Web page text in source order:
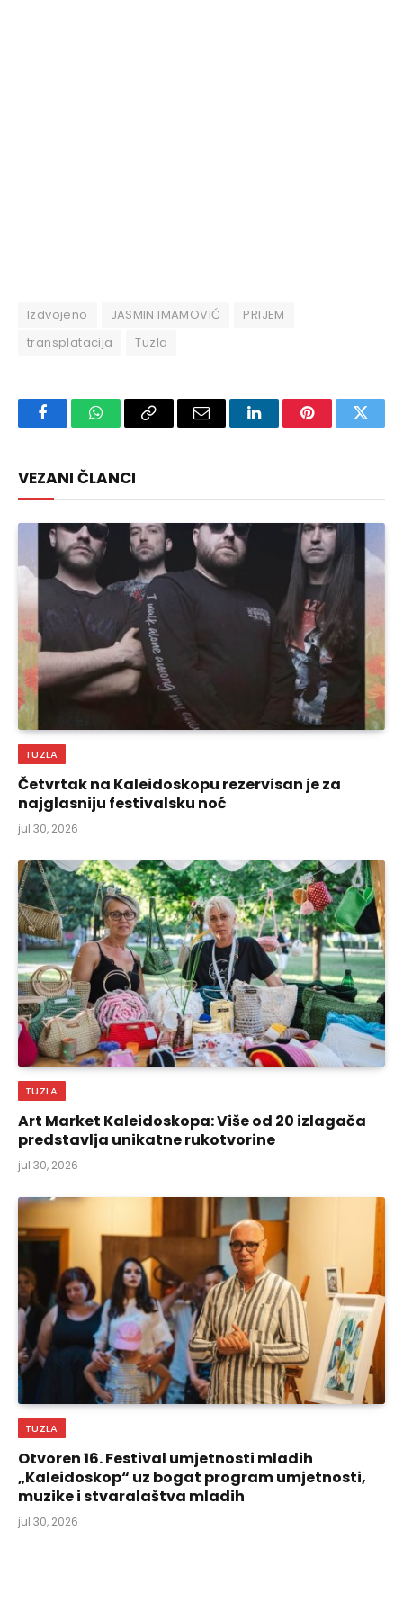
Izdvojeno JASMIN IMAMOVIĆ
PRIJEM
transplatacija
Tuzla
FacebookWhatsAppCopy
Email LinkedInPinterest
VEZANI ČLANCI
TUZLA
Četvrtak na Kaleidoskopu rezervisan je za
najglasniju festivalsku noć
jul 30, 2026
TUZLA
Art Market Kaleidoskopa: Više od 20 izlagača
predstavlja unikatne rukotvorine
jul 30, 2026
TUZLA
Otvoren 16. Festival umjetnosti mladih
„Kaleidoskop“ uz bogat program umjetnosti,
muzike i stvaralaštva mladih
jul 30, 2026